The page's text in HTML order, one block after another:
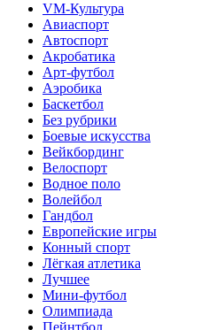
VM-Культура
Авиаспорт
Автоспорт
Акробатика
Арт-футбол
Аэробика
Баскетбол
Без рубрики
Боевые искусства
Вейкбординг
Велоспорт
Водное поло
Волейбол
Гандбол
Европейские игры
Конный спорт
Лёгкая атлетика
Лучшее
Мини-футбол
Олимпиада